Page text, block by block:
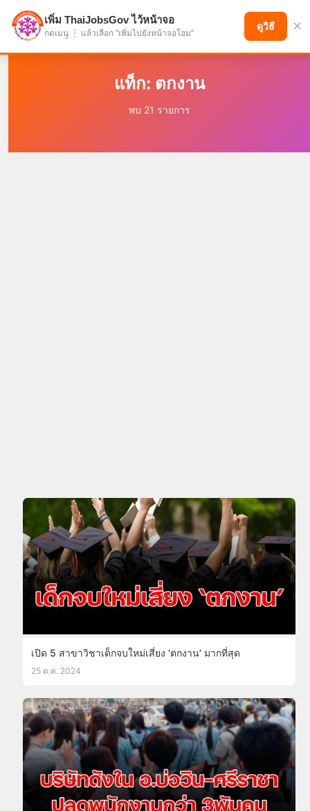
แบ่งปันโอกาส เพื่ออนาคตที่ก้าวหน้า
แท็ก: ตกงาน
พบ 21 รายการ
เปิด 5 สาขาวิชาเด็กจบใหม่เสี่ยง ‘ตกงาน’ มากที่สุด
25 ต.ค. 2024
เพิ่ม ThaiJobsGov ไว้หน้าจอ
กดเมนู ⋮ แล้วเลือก "เพิ่มไปยังหน้าจอโฮม"
ดูวิธี ×